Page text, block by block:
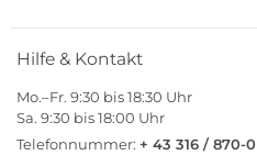
Hilfe & Kontakt
Mo.–Fr. 9:30 bis 18:30 Uhr
Sa. 9:30 bis 18:00 Uhr
Telefonnummer: + 43 316 / 870-0